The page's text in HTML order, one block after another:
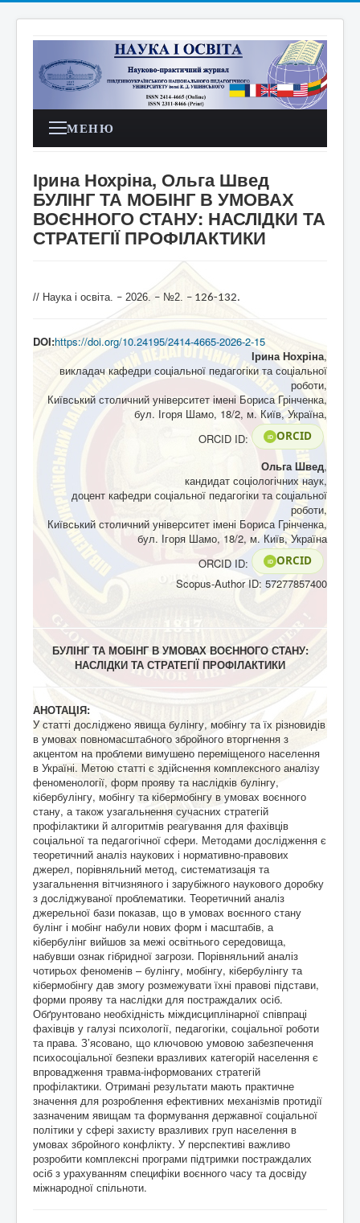
МЕНЮ
Ірина Нохріна, Ольга Швед
БУЛІНГ ТА МОБІНГ В УМОВАХ
ВОЄННОГО СТАНУ: НАСЛІДКИ ТА
СТРАТЕГІЇ ПРОФІЛАКТИКИ
// Наука і освіта. – 2026. – №2. – 126-132.
DOI:https://doi.org/10.24195/2414-4665-2026-2-15
Ірина Нохріна,
викладач кафедри соціальної педагогіки та соціальної
роботи,
Київський столичний університет імені Бориса Грінченка,
бул. Ігоря Шамо, 18/2, м. Київ, Україна,
ORCID ID:
iD ORCID
Ольга Швед,
кандидат соціологічних наук,
доцент кафедри соціальної педагогіки та соціальної
роботи,
Київський столичний університет імені Бориса Грінченка,
бул. Ігоря Шамо, 18/2, м. Київ, Україна
ORCID ID:
iD ORCID
Scopus-Author ID: 57277857400
БУЛІНГ ТА МОБІНГ В УМОВАХ ВОЄННОГО СТАНУ:
НАСЛІДКИ ТА СТРАТЕГІЇ ПРОФІЛАКТИКИ
АНОТАЦІЯ:
У статті досліджено явища булінгу, мобінгу та їх різновидів
в умовах повномасштабного збройного вторгнення з
акцентом на проблеми вимушено переміщеного населення
в Україні. Метою статті є здійснення комплексного аналізу
феноменології, форм прояву та наслідків булінгу,
кібербулінгу, мобінгу та кібермобінгу в умовах воєнного
стану, а також узагальнення сучасних стратегій
профілактики й алгоритмів реагування для фахівців
соціальної та педагогічної сфери. Методами дослідження є
теоретичний аналіз наукових і нормативно-правових
джерел, порівняльний метод, систематизація та
узагальнення вітчизняного і зарубіжного наукового доробку
з досліджуваної проблематики. Теоретичний аналіз
джерельної бази показав, що в умовах воєнного стану
булінг і мобінг набули нових форм і масштабів, а
кібербулінг вийшов за межі освітнього середовища,
набувши ознак гібридної загрози. Порівняльний аналіз
чотирьох феноменів – булінгу, мобінгу, кібербулінгу та
кібермобінгу дав змогу розмежувати їхні правові підстави,
форми прояву та наслідки для постраждалих осіб.
Обґрунтовано необхідність міждисциплінарної співпраці
фахівців у галузі психології, педагогіки, соціальної роботи
та права. З’ясовано, що ключовою умовою забезпечення
психосоціальної безпеки вразливих категорій населення є
впровадження травма-інформованих стратегій
профілактики. Отримані результати мають практичне
значення для розроблення ефективних механізмів протидії
зазначеним явищам та формування державної соціальної
політики у сфері захисту вразливих груп населення в
умовах збройного конфлікту. У перспективі важливо
розробити комплексні програми підтримки постраждалих
осіб з урахуванням специфіки воєнного часу та досвіду
міжнародної спільноти.